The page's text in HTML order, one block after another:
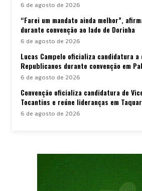
6 de agosto de 2026
“Farei um mandato ainda melhor”,
durante convenção ao lado de Dorinha
6 de agosto de 2026
Lucas Campelo oficializa candidatura
Republicanos durante convenção em
6 de agosto de 2026
Convenção oficializa candidatura de
Tocantins e reúne lideranças em
6 de agosto de 2026